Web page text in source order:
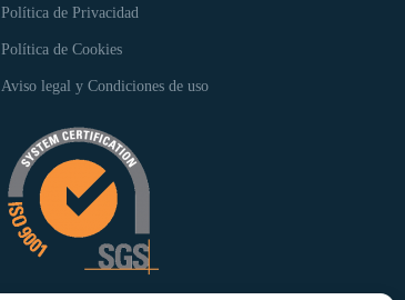
Política de Privacidad
Política de Cookies
Aviso legal y Condiciones de uso